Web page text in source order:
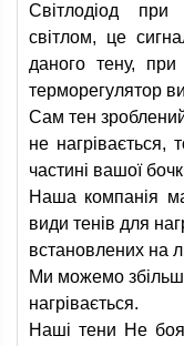
Світлодіод при
світлом, це
даного тену, при
терморегулятор
Сам тен
не нагрівається,
частині вашої
Наша компанія
види тенів для
встановлених на
Ми можемо
нагрівається.
Наші тени Не